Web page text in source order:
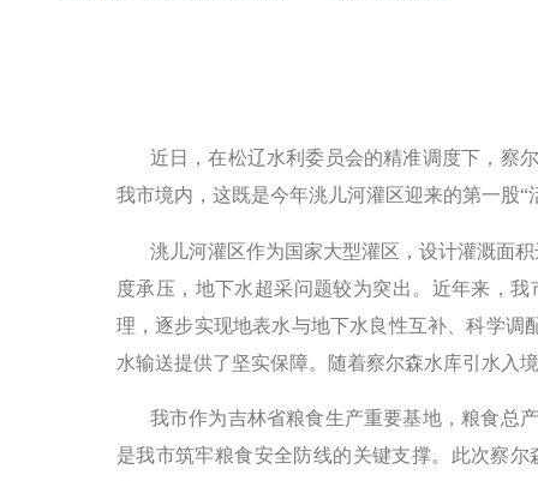
近日，在松辽水利委员会的精准调度下，察
我市境内，这既是今年洮儿河灌区迎来的第一股“
洮儿河灌区作为国家大型灌区，设计灌溉面积
度承压，地下水超采问题较为突出。近年来，
理，逐步实现地表水与地下水良性互补、科学调
水输送提供了坚实保障。随着察尔森水库引水入
我市作为吉林省粮食生产重要基地，粮食总
是我市筑牢粮食安全防线的关键支撑。此次察